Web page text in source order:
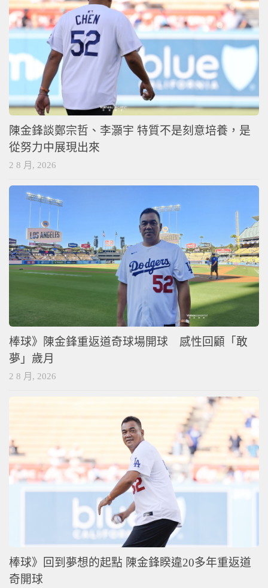
陳金鋒談鄭宗哲、李灝宇 特質不是刻意培養，是
從努力中展現出來
2 8 月, 2026
棒球》陳金鋒重返道奇球場開球 感性回顧「敢
夢」歲月
2 8 月, 2026
棒球》回到夢想的起點 陳金鋒睽違20多年重返道
奇開球